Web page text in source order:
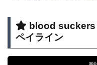
blood suckers
ペイライン